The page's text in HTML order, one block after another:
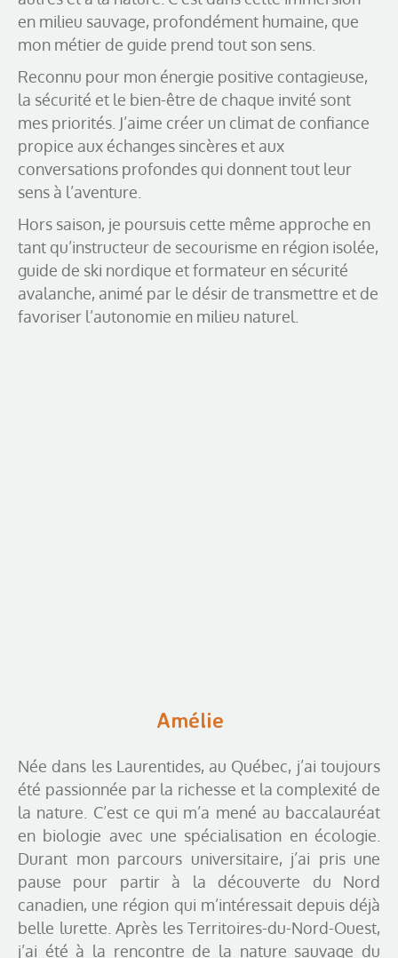
en milieu sauvage, profondément humaine, que
mon métier de guide prend tout son sens.
Reconnu pour mon énergie positive contagieuse,
la sécurité et le bien-être de chaque invité sont
mes priorités. J’aime créer un climat de confiance
propice aux échanges sincères et aux
conversations profondes qui donnent tout leur
sens à l’aventure.
Hors saison, je poursuis cette même approche en
tant qu’instructeur de secourisme en région isolée,
guide de ski nordique et formateur en sécurité
avalanche, animé par le désir de transmettre et de
favoriser l’autonomie en milieu naturel.
Amélie
Née dans les Laurentides, au Québec, j’ai toujours
été passionnée par la richesse et la complexité de
la nature. C’est ce qui m’a mené au baccalauréat
en biologie avec une spécialisation en écologie.
Durant mon parcours universitaire, j’ai pris une
pause pour partir à la découverte du Nord
canadien, une région qui m’intéressait depuis déjà
belle lurette. Après les Territoires-du-Nord-Ouest,
j’ai été à la rencontre de la nature sauvage du